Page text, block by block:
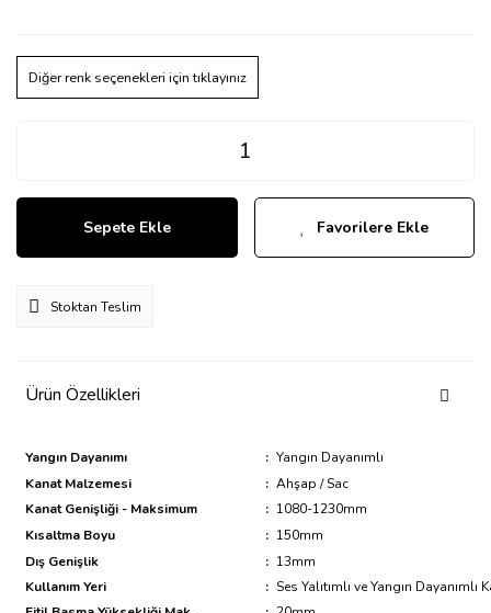
Diğer renk seçenekleri için tıklayınız
Sepete Ekle Favorilere Ekle
Stoktan Teslim
Ürün Özellikleri
Yangın Dayanımı : Yangın Dayanımlı
Kanat Malzemesi
: Ahşap / Sac
Kanat Genişliği - Maksimum
: 1080-1230mm
Kısaltma Boyu
: 150mm
Dış Genişlik
: 13mm
Kullanım Yeri
: Ses Yalıtımlı ve Yangın Dayanımlı